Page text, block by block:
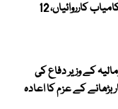
بلوچستان میں سیکیورٹی فورسز کی کامیاب کارروائیاں، 12
کے وزیر دفاع کی
بڑھانے کے عزم کا اعادہ